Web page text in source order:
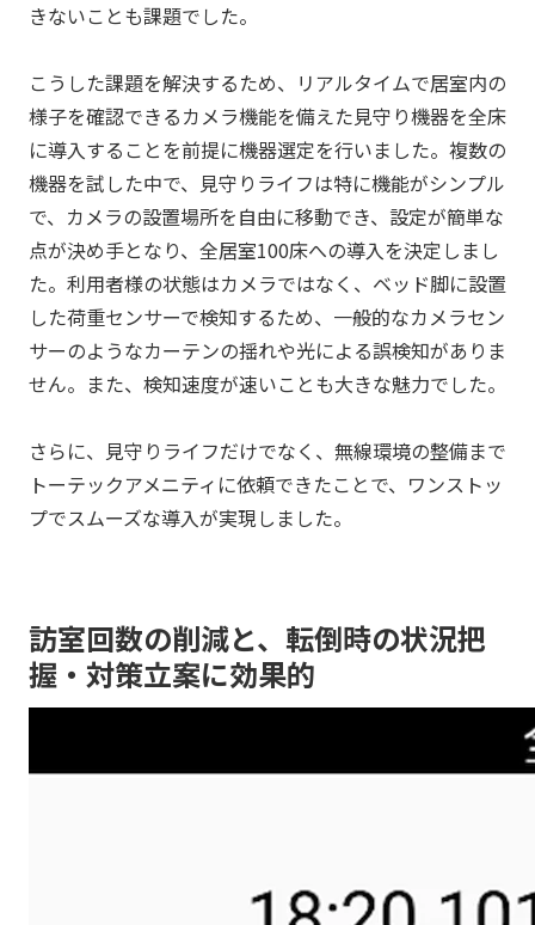
きないことも課題でした。
こうした課題を解決するため、リアルタイムで居室内の
様子を確認できるカメラ機能を備えた見守り機器を全床
に導入することを前提に機器選定を行いました。複数の
機器を試した中で、見守りライフは特に機能がシンプル
で、カメラの設置場所を自由に移動でき、設定が簡単な
点が決め手となり、全居室100床への導入を決定しまし
た。利用者様の状態はカメラではなく、ベッド脚に設置
した荷重センサーで検知するため、一般的なカメラセン
サーのようなカーテンの揺れや光による誤検知がありま
せん。また、検知速度が速いことも大きな魅力でした。
さらに、見守りライフだけでなく、無線環境の整備まで
トーテックアメニティに依頼できたことで、ワンストッ
プでスムーズな導入が実現しました。
訪室回数の削減と、転倒時の状況把
握・対策立案に効果的